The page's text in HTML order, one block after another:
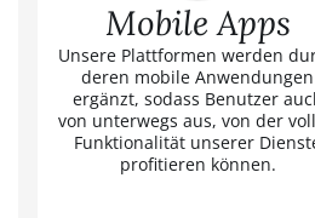
Mobile Apps
Unsere Plattformen werden
deren mobile Anwendungen
ergänzt, sodass Benutzer
von unterwegs aus, von der
Funktionalität unserer
profitieren können.